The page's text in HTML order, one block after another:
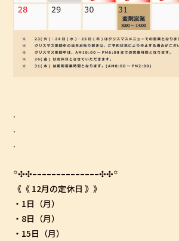
.
.
.
꙳✣✣­­–­­–­­–­­–­­–­­–­­–­­–­­–­­–­­–­­–­­–­­–✣✣꙳
《《 12月の定休日 》》
・1日（月）
・8日（月）
・15日（月）